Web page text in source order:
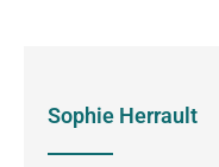
Sophie Herrault